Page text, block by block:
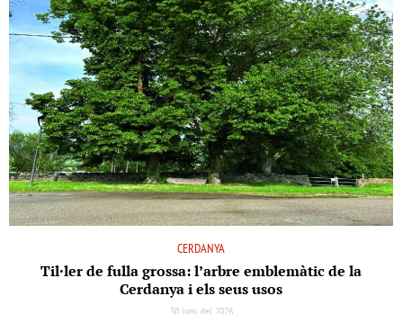
CERDANYA
Til·ler de fulla grossa: l’arbre emblemàtic de la
Cerdanya i els seus usos
30 juny del 2026